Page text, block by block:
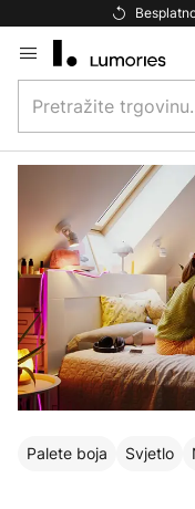
to
Content
trgovinu...
Palete boja Svjetlo